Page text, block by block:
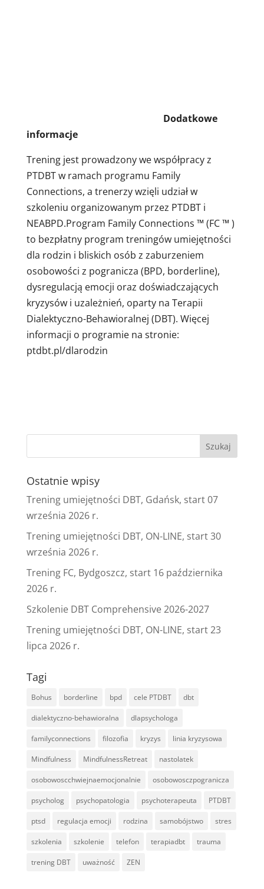
Dodatkowe
informacje
Trening jest prowadzony we współpracy z
PTDBT w ramach programu Family
Connections, a trenerzy wzięli udział w
szkoleniu organizowanym przez PTDBT i
NEABPD.Program Family Connections ™ (FC ™ )
to bezpłatny program treningów umiejętności
dla rodzin i bliskich osób z zaburzeniem
osobowości z pogranicza (BPD, borderline),
dysregulacją emocji oraz doświadczających
kryzysów i uzależnień, oparty na Terapii
Dialektyczno-Behawioralnej (DBT). Więcej
informacji o programie na stronie:
ptdbt.pl/dlarodzin
Ostatnie wpisy
Trening umiejętności DBT, Gdańsk, start 07
września 2026 r.
Trening umiejętności DBT, ON-LINE, start 30
września 2026 r.
Trening FC, Bydgoszcz, start 16 października
2026 r.
Szkolenie DBT Comprehensive 2026-2027
Trening umiejętności DBT, ON-LINE, start 23
lipca 2026 r.
Tagi
Bohus borderline bpd cele PTDBT dbt
dialektyczno-behawioralna dlapsychologa
familyconnections filozofia kryzys linia kryzysowa
Mindfulness MindfulnessRetreat nastolatek
osobowoscchwiejnaemocjonalnie osobowosczpogranicza
psycholog psychopatologia psychoterapeuta PTDBT
ptsd regulacja emocji rodzina samobójstwo stres
szkolenia szkolenie telefon terapiadbt trauma
trening DBT uważność ZEN